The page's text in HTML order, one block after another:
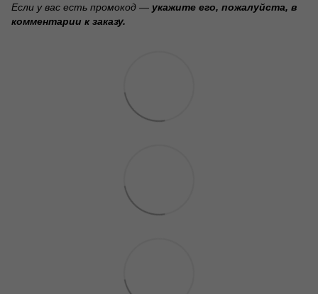
Если у вас есть промокод — укажите его, пожалуйста, в
комментарии к заказу.